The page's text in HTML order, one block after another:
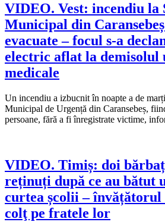
VIDEO. Vest: incendiu la
Municipal din
evacuate – focul s-a
electric aflat la
medicale
Un incendiu a izbucnit în noapte a de
Municipal de Urgență din Caransebeș,
persoane, fără a fi înregistrate victime,
VIDEO. Timiș: doi
reținuți după ce au bătut
curtea școlii –
colţ pe fratele lor